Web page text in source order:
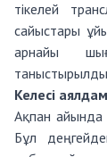
тікелей
сайыстары
арнайы
Келесі
Ақпан айында
Бұл